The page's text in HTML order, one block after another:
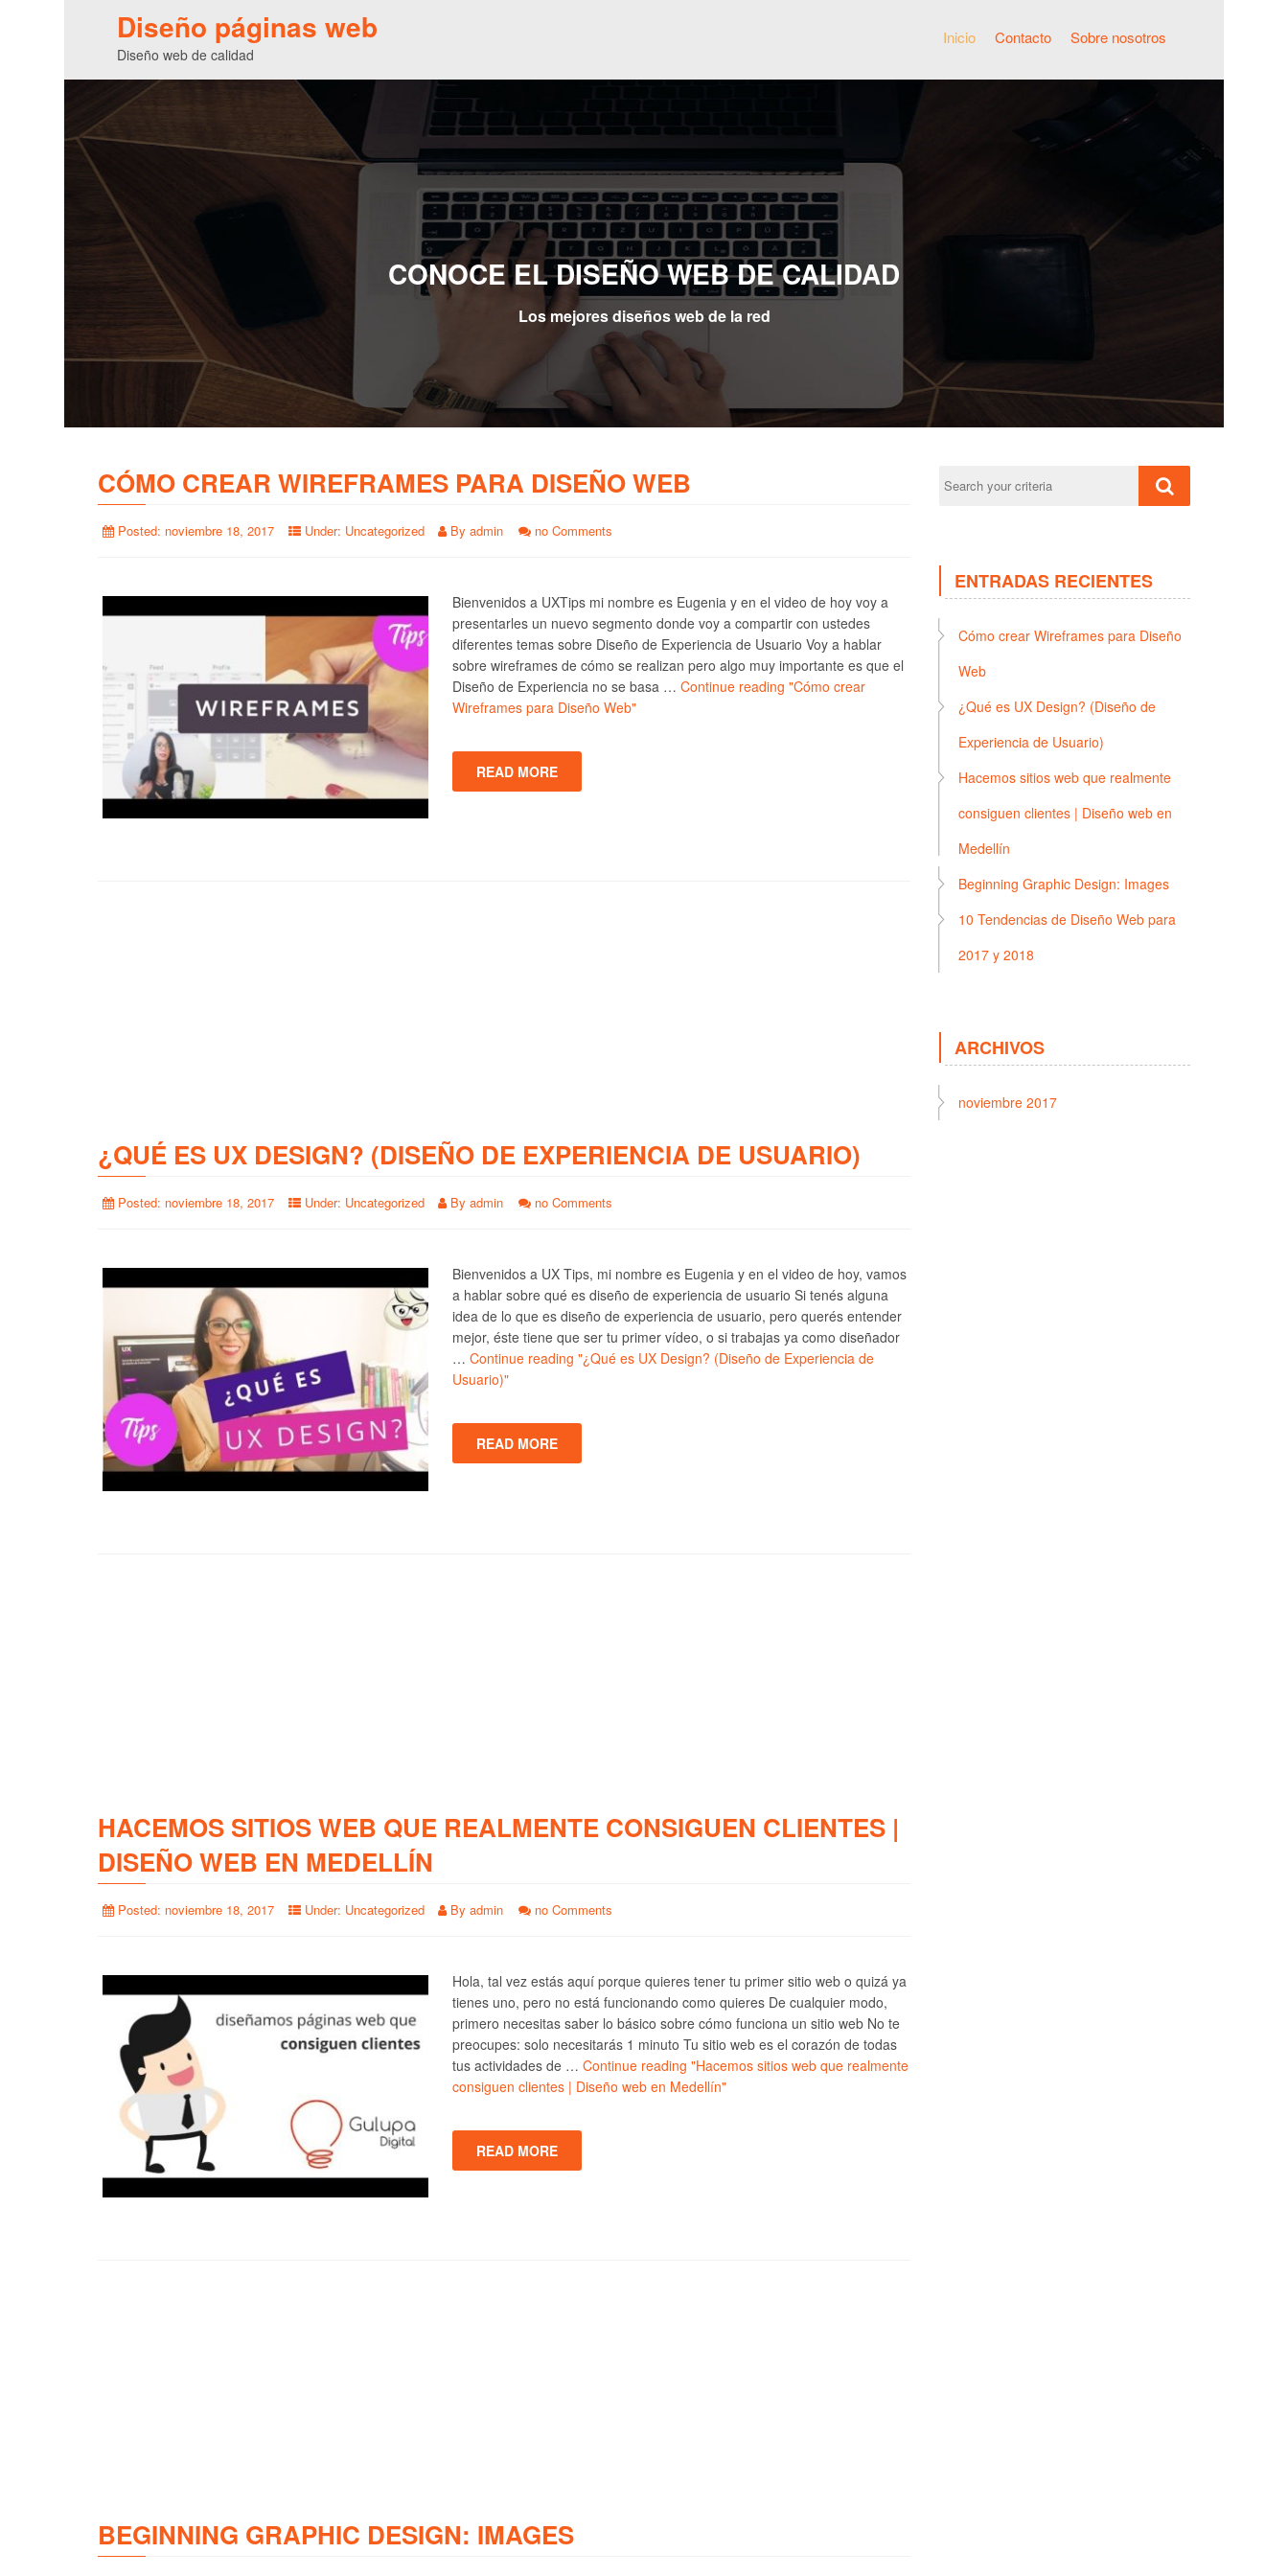
Diseño páginas web
Diseño web de calidad
Inicio Contacto Sobre nosotros
CONOCE EL DISEÑO WEB DE CALIDAD
Los mejores diseños web de la red
CÓMO CREAR WIREFRAMES PARA DISEÑO WEB
Posted: noviembre 18, 2017 Under: Uncategorized By admin no Comments
Bienvenidos a UXTips mi nombre es Eugenia y en el video de hoy voy a
presentarles un nuevo segmento donde voy a compartir con ustedes
diferentes temas sobre Diseño de Experiencia de Usuario Voy a hablar
sobre wireframes de cómo se realizan pero algo muy importante es que el
Diseño de Experiencia no se basa … Continue reading "Cómo crear
Wireframes para Diseño Web"
READ MORE
¿QUÉ ES UX DESIGN? (DISEÑO DE EXPERIENCIA DE USUARIO)
Posted: noviembre 18, 2017 Under: Uncategorized By admin no Comments
Bienvenidos a UX Tips, mi nombre es Eugenia y en el video de hoy, vamos
a hablar sobre qué es diseño de experiencia de usuario Si tenés alguna
idea de lo que es diseño de experiencia de usuario, pero querés entender
mejor, éste tiene que ser tu primer vídeo, o si trabajas ya como diseñador
… Continue reading "¿Qué es UX Design? (Diseño de Experiencia de
Usuario)"
READ MORE
HACEMOS SITIOS WEB QUE REALMENTE CONSIGUEN CLIENTES |
DISEÑO WEB EN MEDELLÍN
Posted: noviembre 18, 2017 Under: Uncategorized By admin no Comments
Hola, tal vez estás aquí porque quieres tener tu primer sitio web o quizá ya
tienes uno, pero no está funcionando como quieres De cualquier modo,
primero necesitas saber lo básico sobre cómo funciona un sitio web No te
preocupes: solo necesitarás 1 minuto Tu sitio web es el corazón de todas
tus actividades de … Continue reading "Hacemos sitios web que realmente
consiguen clientes | Diseño web en Medellín"
READ MORE
BEGINNING GRAPHIC DESIGN: IMAGES
ENTRADAS RECIENTES
Cómo crear Wireframes para Diseño
Web
¿Qué es UX Design? (Diseño de
Experiencia de Usuario)
Hacemos sitios web que realmente
consiguen clientes | Diseño web en
Medellín
Beginning Graphic Design: Images
10 Tendencias de Diseño Web para
2017 y 2018
ARCHIVOS
noviembre 2017